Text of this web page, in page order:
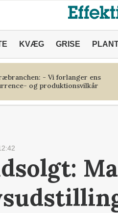
KVÆG GRISE
- Vi forlanger ens
og produktionsvilkår